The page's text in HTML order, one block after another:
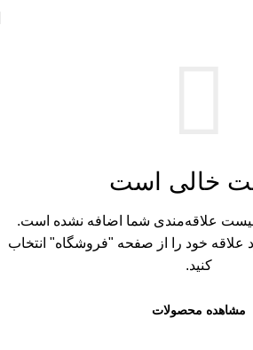
خالی است
علاقه‌مندی شما اضافه نشده است.
علاقه خود را از صفحه "فروشگاه" انتخاب
کنید.
مشاهده محصولات